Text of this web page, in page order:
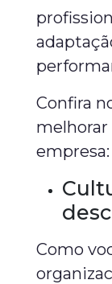
Confira
melhorar
empresa:
Como